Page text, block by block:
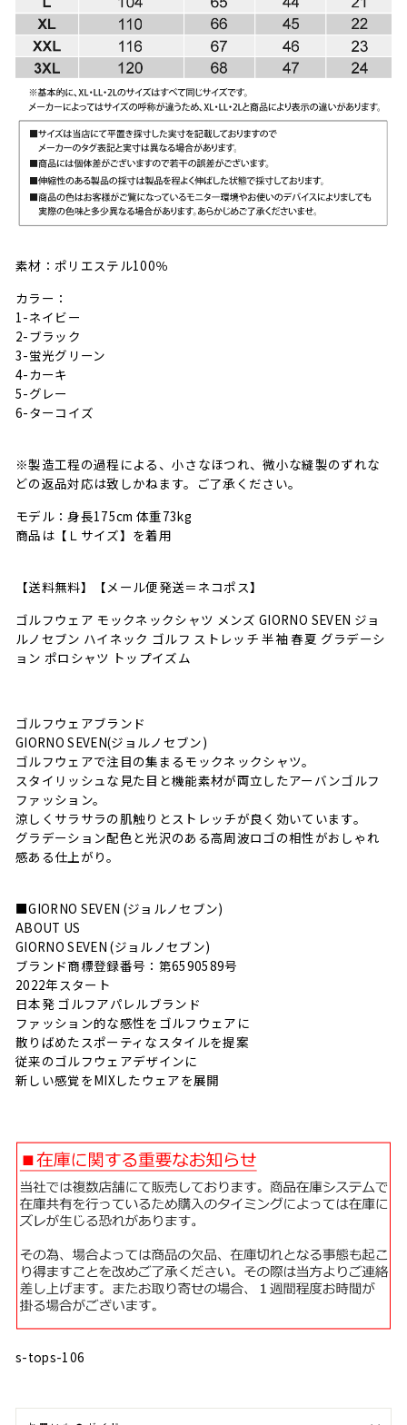
素材：ポリエステル100％
カラー：
1-ネイビー
2-ブラック
3-蛍光グリーン
4-カーキ
5-グレー
6-ターコイズ
※製造工程の過程による、小さなほつれ、微小な縫製のずれな
どの返品対応は致しかねます。ご了承ください。
モデル：身長175cm 体重73kg
商品は【Ｌサイズ】を着用
【送料無料】【メール便発送＝ネコポス】
ゴルフウェア モックネックシャツ メンズ GIORNO SEVEN ジョ
ルノセブン ハイネック ゴルフ ストレッチ 半袖 春夏 グラデーシ
ョン ポロシャツ トップイズム
ゴルフウェアブランド
GIORNO SEVEN(ジョルノセブン)
ゴルフウェアで注目の集まるモックネックシャツ。
スタイリッシュな見た目と機能素材が両立したアーバンゴルフ
ファッション。
涼しくサラサラの肌触りとストレッチが良く効いています。
グラデーション配色と光沢のある高周波ロゴの相性がおしゃれ
感ある仕上がり。
■GIORNO SEVEN (ジョルノセブン)
ABOUT US
GIORNO SEVEN (ジョルノセブン)
ブランド商標登録番号：第6590589号
2022年スタート
日本発 ゴルフアパレルブランド
ファッション的な感性をゴルフウェアに
散りばめたスポーティなスタイルを提案
従来のゴルフウェアデザインに
新しい感覚をMIXしたウェアを展開
s-tops-106